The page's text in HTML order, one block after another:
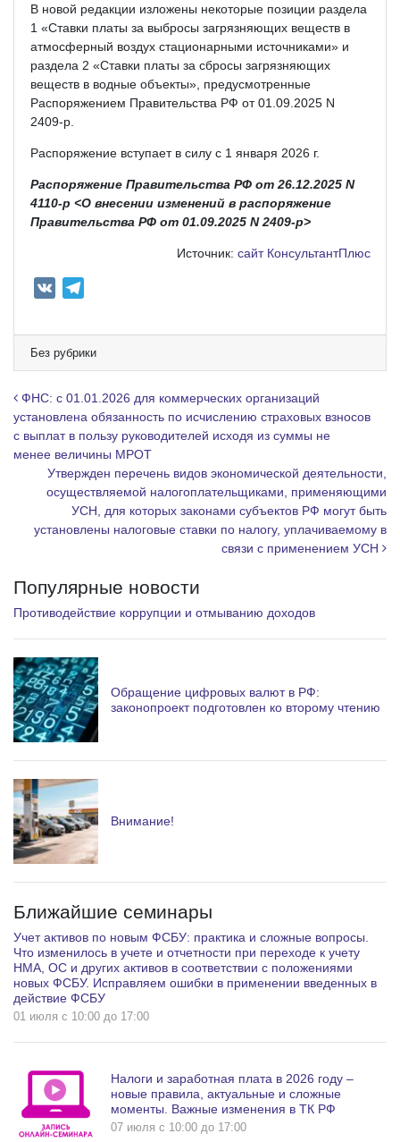
В новой редакции изложены некоторые позиции раздела
1 «Ставки платы за выбросы загрязняющих веществ в
атмосферный воздух стационарными источниками» и
раздела 2 «Ставки платы за сбросы загрязняющих
веществ в водные объекты», предусмотренные
Распоряжением Правительства РФ от 01.09.2025 N
2409-р.
Распоряжение вступает в силу с 1 января 2026 г.
Распоряжение Правительства РФ от 26.12.2025 N
4110-р <О внесении изменений в распоряжение
Правительства РФ от 01.09.2025 N 2409-р>
Источник: сайт КонсультантПлюс
e
g
r
a
m
Без рубрики
Навигация по записям
ФНС: с 01.01.2026 для коммерческих организаций
установлена обязанность по исчислению страховых взносов
с выплат в пользу руководителей исходя из суммы не
менее величины МРОТ
Утвержден перечень видов экономической деятельности,
осуществляемой налогоплательщиками, применяющими
УСН, для которых законами субъектов РФ могут быть
установлены налоговые ставки по налогу, уплачиваемому в
связи с применением УСН
Популярные новости
Противодействие коррупции и отмыванию доходов
Обращение цифровых валют в РФ:
законопроект подготовлен ко второму чтению
Внимание!
Ближайшие семинары
Учет активов по новым ФСБУ: практика и сложные вопросы.
Что изменилось в учете и отчетности при переходе к учету
НМА, ОС и других активов в соответствии с положениями
новых ФСБУ. Исправляем ошибки в применении введенных в
действие ФСБУ
01 июля c 10:00 до 17:00
Налоги и заработная плата в 2026 году –
новые правила, актуальные и сложные
моменты. Важные изменения в ТК РФ
07 июля c 10:00 до 17:00